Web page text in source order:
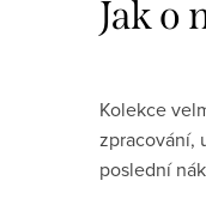
Kolekce
zpracování,
poslední